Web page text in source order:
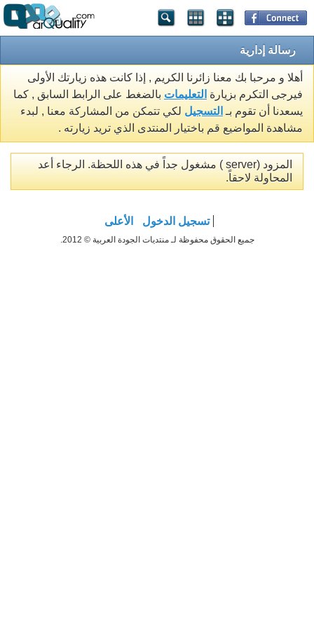
رسالة إدارية
أهلا و مرحبا بك معنا زائرنا الكريم , إذا كانت هذه زيارتك الأولى
فيرجى التكرم بزيارة التعليمات بالضغط على الرابط السابق , كما
يسعدنا أن تقوم بـ التسجيل لكي تتمكن من المشاركة معنا , لبدء
مشاهدة المواضيع قم باختيار المنتدى الذي تريد زيارته .
المزود (server ) مشغول جداً في هذه اللحظة. الرجاء أعد
المحاولة لاحقاً.
تسجيل الدخول الأعلى
جميع الحقوق محفوظة لـ منتديات الجودة العربية © 2012.